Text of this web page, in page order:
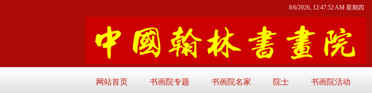
网站首页 书画院专题 书画院名家 院士 书画院活动
8/6/2026, 12:47:53 AM 星期四